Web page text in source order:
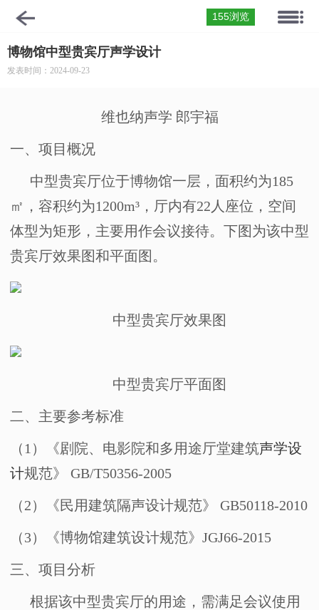
155浏览
博物馆中型贵宾厅声学设计
发表时间：2024-09-23
维也纳声学 郎宇福
一、 项目概况
中型贵宾厅位于博物馆一层，面积约为185
㎡，容积约为1200m³，厅内有22 人座位，空间
体型为矩形，主要用作会议接待。下图为该中型
贵宾厅效果图和平面图。
中型贵宾厅效果图
中型贵宾厅平面图
二、 主要参考标准
（ 1 ）《剧院、电影院和多用途厅堂建筑声学设
计规范》 GB/T50356-2005
（2）《民用建筑隔声设计规范》 GB50118-2010
（3）《博物馆建筑设计规范》 JGJ66-2015
三、 项目分析
根据该中型贵宾厅的用途，需满足会议使用